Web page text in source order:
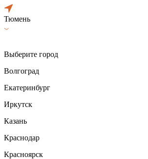
Тюмень
Выберите город
Волгоград
Екатеринбург
Иркутск
Казань
Краснодар
Красноярск